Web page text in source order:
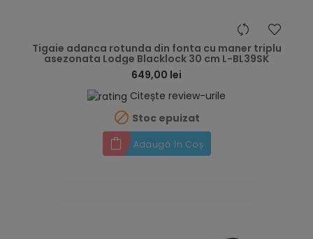
Tigaie adanca rotunda din fonta cu maner triplu
asezonata Lodge Blacklock 30 cm L-BL39SK
649,00 lei
Citește review-urile
 Stoc epuizat
Adaugă în Coș